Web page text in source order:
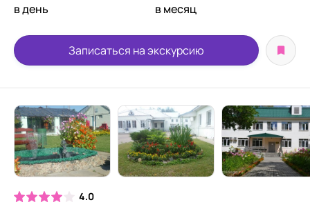
в день в месяц
Записаться на экскурсию
4.0